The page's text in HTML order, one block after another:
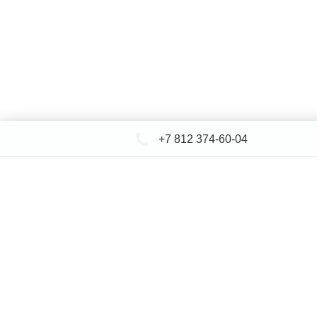
+7 812 374-60-04